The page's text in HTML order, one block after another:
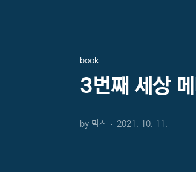
book
3번째 세상
by 믹스 2021. 10. 11.